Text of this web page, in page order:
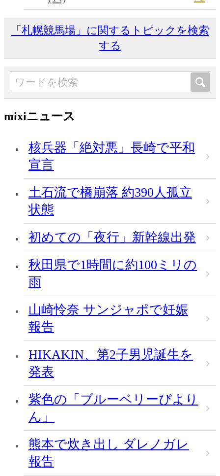
「札幌競馬場」に関するトピックを検索
する
mixiニュース
核兵器「絶対悪」長崎で平和
宣言
土石流で橋崩落 約390人孤立
状態
初めての「夜行」新幹線出発
秋田県で1時間に約100ミリの
雨
山崎怜奈 サンジャポで妊娠
報告
HIKAKIN、第2子男児誕生を
発表
紫色の「ブルーベリーぴより
ん」
熊本で炊き出し ダレノガレ
報告